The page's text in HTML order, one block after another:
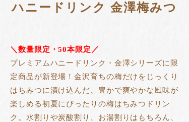
ハニードリンク 金澤梅みつ
＼数量限定・50本限定／
プレミアムハニードリンク・金澤シリーズに限
定商品が新登場！金沢育ちの梅だけをじっくり
はちみつに漬け込んだ、豊かで爽やかな風味が
楽しめる初夏にぴったりの梅はちみつドリン
ク。水割りや炭酸割り、お湯割りはもちろん、